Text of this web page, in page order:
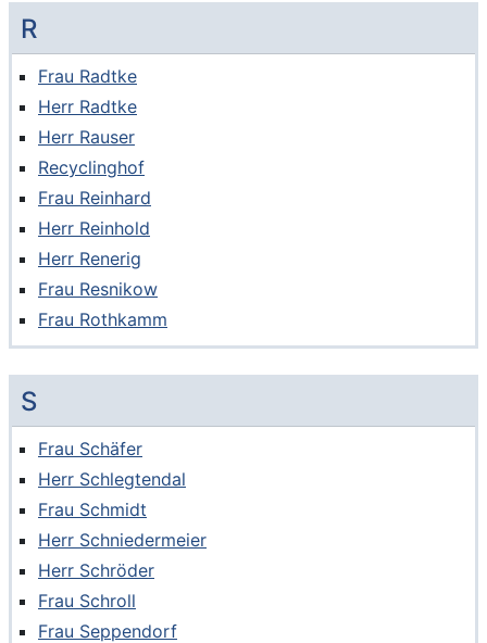
R
Frau Radtke
Herr Radtke
Herr Rauser
Recyclinghof
Frau Reinhard
Herr Reinhold
Herr Renerig
Frau Resnikow
Frau Rothkamm
S
Frau Schäfer
Herr Schlegtendal
Frau Schmidt
Herr Schniedermeier
Herr Schröder
Frau Schroll
Frau Seppendorf